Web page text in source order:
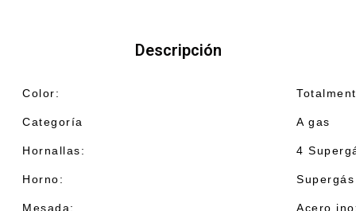
Descripción
Color:
Categoría A gas
Hornallas: 4
Horno:
Mesada: Acero